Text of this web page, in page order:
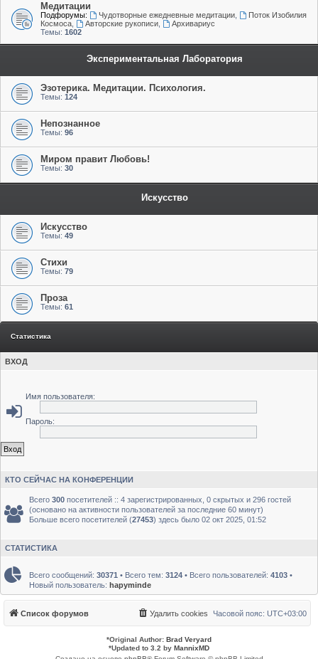
Медитации
Подфорумы: Чудотворные ежедневные медитации,
Поток Изобилия
Космоса
Авторские рукописи,
Архивариус
Темы: 1602
Экспериментальная Лаборатория
Эзотерика. Медитации. Психология.
Темы: 124
Непознанное
Темы: 96
Миром правит Любовь!
Темы: 30
Искусство
Искусство
Темы: 49
Стихи
Темы: 79
Проза
Темы: 61
Статистика
ВХОД
Имя пользователя:
Пароль:
КТО СЕЙЧАС НА КОНФЕРЕНЦИИ
Всего 300 посетителей :: 4 зарегистрированных, 0 скрытых и 296 гостей
(основано на активности пользователей за последние 60 минут)
Больше всего посетителей (27453) здесь было 02 окт 2025, 01:52
СТАТИСТИКА
Всего сообщений: 30371 • Всего тем: 3124 • Всего пользователей: 4103 •
Новый пользователь: hapyminde
Список форумов Часовой пояс: UTC+03:00
Удалить cookies
*Original Author: Brad Veryard
*Updated to 3.2 by MannixMD